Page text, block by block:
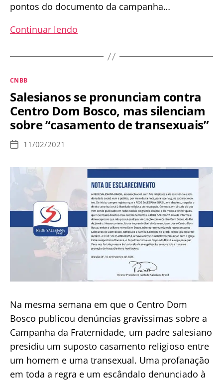
pontos do documento da campanha…
Continuar lendo
abaixo-
Campanha
da
Fraternidade
Categorias
CNBB
Salesianos se pronunciam contra
Centro Dom Bosco, mas silenciam
sobre “casamento de transexuais”
Data
publicação
11/02/2021
Na mesma semana em que o Centro Dom
Bosco publicou denúncias gravíssimas sobre a
Campanha da Fraternidade, um padre salesiano
presidiu um suposto casamento religioso entre
um homem e uma transexual. Uma profanação
em toda a regra e um escândalo denunciado à